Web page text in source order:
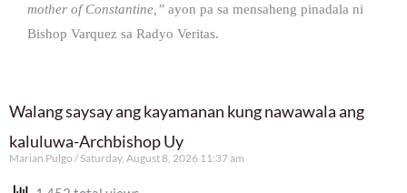
mother of Constantine,” ayon pa sa mensaheng pinadala ni
Bishop Varquez sa Radyo Veritas.
Walang saysay ang kayamanan kung nawawala ang
kaluluwa-Archbishop Uy
Marian Pulgo Saturday, August 8, 2026 11:37 am